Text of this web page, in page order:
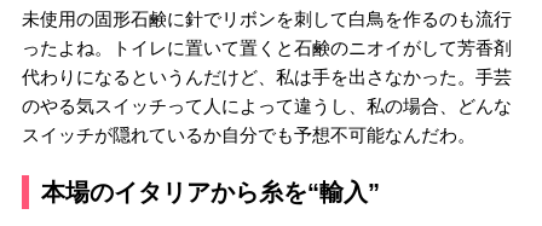
未使用の固形石鹸に針でリボンを刺して白鳥を作るのも流行
ったよね。トイレに置いて置くと石鹸のニオイがして芳香剤
代わりになるというんだけど、私は手を出さなかった。手芸
のやる気スイッチって人によって違うし、私の場合、どんな
スイッチが隠れているか自分でも予想不可能なんだわ。
本場のイタリアから糸を“輸入”